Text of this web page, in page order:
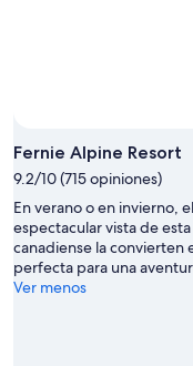
Fernie Alpine Resort
9.2/10 (715 opiniones)
En verano o en invierno,
espectacular vista de
canadiense la convierten
perfecta para una
Ver menos